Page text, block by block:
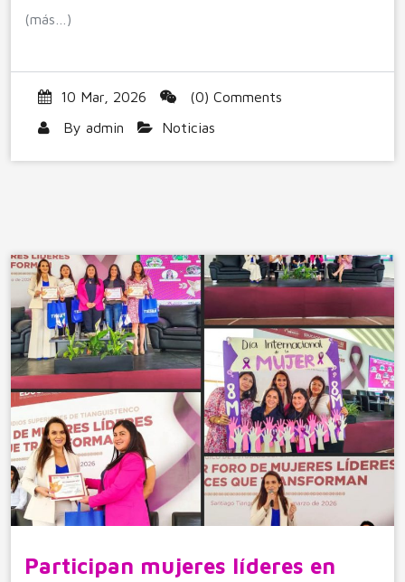
(más…)
10 Mar, 2026
(0) Comments
By admin Noticias
Participan mujeres líderes en